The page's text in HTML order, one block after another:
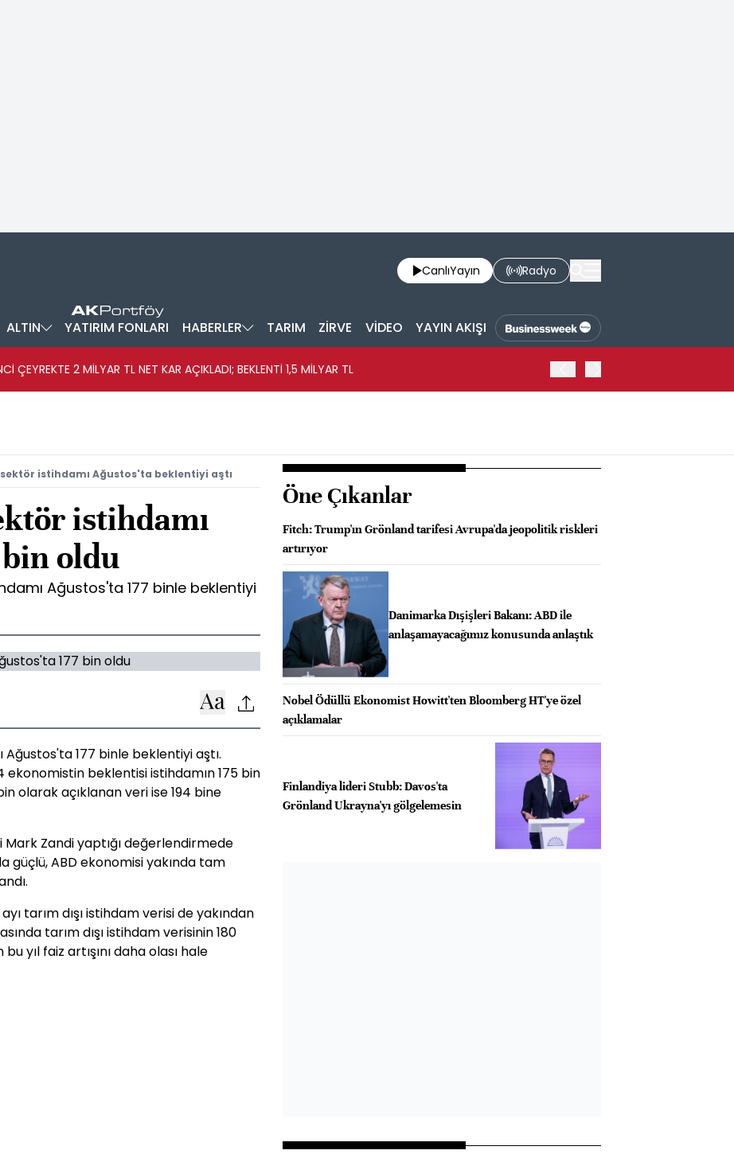
CanlıYayın Radyo
ALTIN YATIRIM FONLARI HABERLER TARIM ZİRVE VİDEO YAYIN AKIŞI
ÇEYREKTE 2 MİLYAR TL NET KAR AÇIKLADI; BEKLENTİ 1,5 MİLYAR TL
istihdamı Ağustos'ta beklentiyi aştı
istihdamı
bin oldu
Ağustos'ta 177 binle beklentiyi
177 binle beklentiyi aştı.
beklentisi istihdamın 175 bin
olarak açıklanan veri ise 194 bine
Zandi yaptığı değerlendirmede
ABD ekonomisi yakında tam
tarım dışı istihdam verisi de yakından
tarım dışı istihdam verisinin 180
yıl faiz artışını daha olası hale
Öne Çıkanlar
Fitch: Trump'ın Grönland tarifesi Avrupa'da jeopolitik riskleri
artırıyor
Danimarka Dışişleri Bakanı: ABD ile
anlaşamayacağımız konusunda anlaştık
Nobel Ödüllü Ekonomist Howitt'ten Bloomberg HT'ye özel
açıklamalar
Finlandiya lideri Stubb: Davos'ta
Grönland Ukrayna'yı gölgelemesin